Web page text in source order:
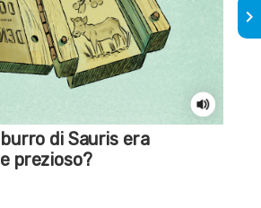
di Sauris era
prezioso?
keyboard_arrow_right